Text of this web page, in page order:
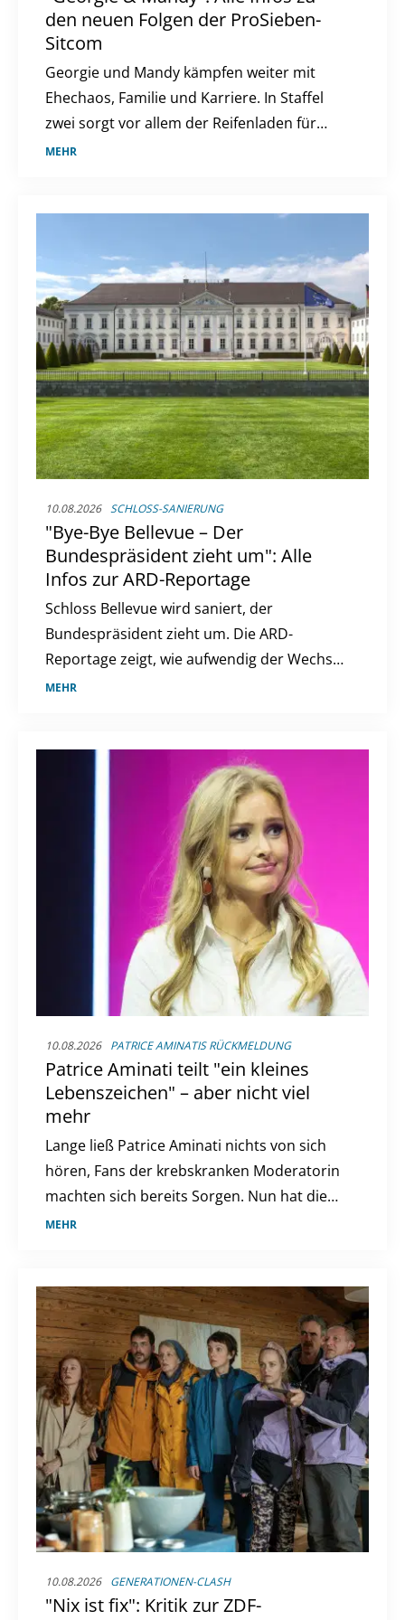
den neuen Folgen der ProSieben-
Sitcom
Georgie und Mandy kämpfen weiter mit
Ehechaos, Familie und Karriere. In Staffel
zwei sorgt vor allem der Reifenladen für
neue Konflikte.
MEHR
10.08.2026 SCHLOSS-SANIERUNG
"Bye-Bye Bellevue – Der
Bundespräsident zieht um": Alle
Infos zur ARD-Reportage
Schloss Bellevue wird saniert, der
Bundespräsident zieht um. Die ARD-
Reportage zeigt, wie aufwendig der Wechsel
ins Interimsquartier ist.
MEHR
10.08.2026 PATRICE AMINATIS RÜCKMELDUNG
Patrice Aminati teilt "ein kleines
Lebenszeichen" – aber nicht viel
mehr
Lange ließ Patrice Aminati nichts von sich
hören, Fans der krebskranken Moderatorin
machten sich bereits Sorgen. Nun hat die
31-Jährige auf Instagram ein Lebenszeichen
MEHR
10.08.2026 GENERATIONEN-CLASH
"Nix ist fix": Kritik zur ZDF-